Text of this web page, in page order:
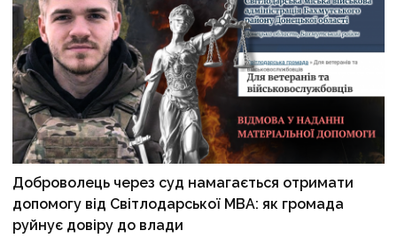
Доброволець через суд намагається отримати
допомогу від Світлодарської МВА: як громада
руйнує довіру до влади